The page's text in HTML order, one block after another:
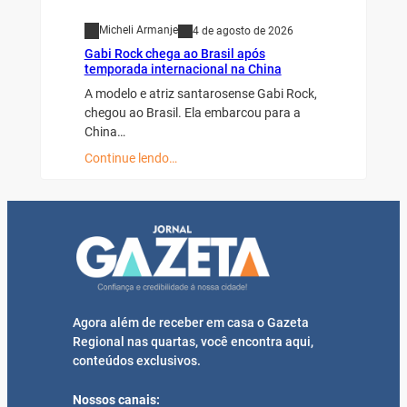
Micheli Armanje 4 de agosto de 2026
Gabi Rock chega ao Brasil após
temporada internacional na China
A modelo e atriz santarosense Gabi Rock,
chegou ao Brasil. Ela embarcou para a
China…
Continue lendo…
Agora além de receber em casa o Gazeta
Regional nas quartas, você encontra aqui,
conteúdos exclusivos.
Nossos canais: